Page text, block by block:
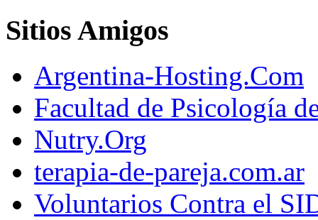
Sitios Amigos
Argentina-Hosting.Com
Facultad de Psicología
Nutry.Org
terapia-de-pareja.com.ar
Voluntarios Contra el